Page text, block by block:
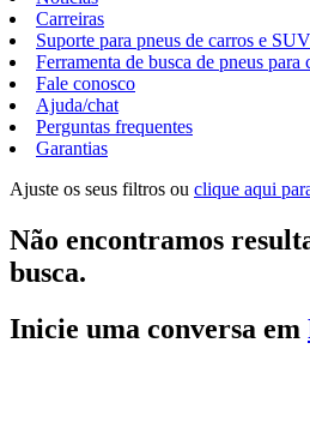
Carreiras
Suporte para pneus de carros e
Ferramenta de busca de pneus para
Fale conosco
Ajuda/chat
Perguntas frequentes
Garantias
Ajuste os seus filtros ou clique aqui
Não encontramos
busca.
Inicie uma conversa em